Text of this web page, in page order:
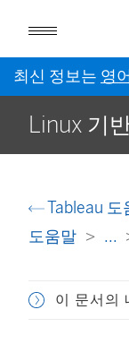
최신 정보는 영
Linux 기
Tableau 도
도움말
...
이 문서의